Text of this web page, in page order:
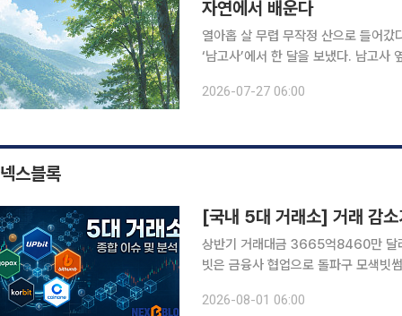
자연에서 배운다
열아홉 살 무렵 무작정 산으로 들어
‘남고사’에서 한 달을 보냈다. 남고사
그냥 거기 있었다. 아침마다 안개가
2026-07-27 06:00
넥스블록
상반기 거래대금 3665억8460만 달
빗은 금융사 협업으로 돌파구 모색빗
다. 거래가 줄어드는 국면에서는 유동
2026-08-01 06:00